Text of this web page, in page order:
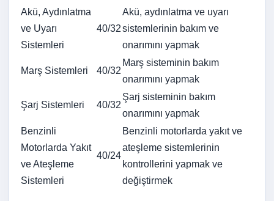
Akü, Aydınlatma
ve Uyarı
Sistemleri
40/32
Akü, aydınlatma ve uyarı
sistemlerinin bakım ve
onarımını yapmak
Marş Sistemleri 40/32
Marş sisteminin bakım
onarımını yapmak
Şarj Sistemleri 40/32
Şarj sisteminin bakım
onarımını yapmak
Benzinli
Motorlarda Yakıt
ve Ateşleme
Sistemleri
40/24
Benzinli motorlarda yakıt ve
ateşleme sistemlerinin
kontrollerini yapmak ve
değiştirmek